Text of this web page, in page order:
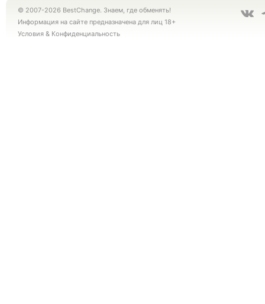
© 2007-2026 BestChange. Знаем, где обменять!
Информация на сайте предназначена для лиц 18+
Условия & Конфиденциальность